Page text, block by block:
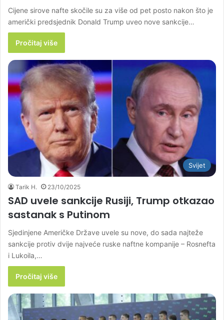
Cijene sirove nafte skočile su za više od pet posto nakon što je
američki predsjednik Donald Trump uveo nove sankcije…
Pročitaj više
Svijet
Tarik H. 23/10/2025
SAD uvele sankcije Rusiji, Trump otkazao
sastanak s Putinom
Sjedinjene Američke Države uvele su nove, do sada najteže
sankcije protiv dvije najveće ruske naftne kompanije – Rosnefta
i Lukoila,…
Pročitaj više